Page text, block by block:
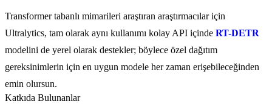
Transformer tabanlı mimarileri araştıran araştırmacılar için
Ultralytics, tam olarak aynı kullanımı kolay API içinde RT-DETR
modelini de yerel olarak destekler; böylece özel dağıtım
gereksinimlerin için en uygun modele her zaman erişebileceğinden
emin olursun.
Katkıda Bulunanlar